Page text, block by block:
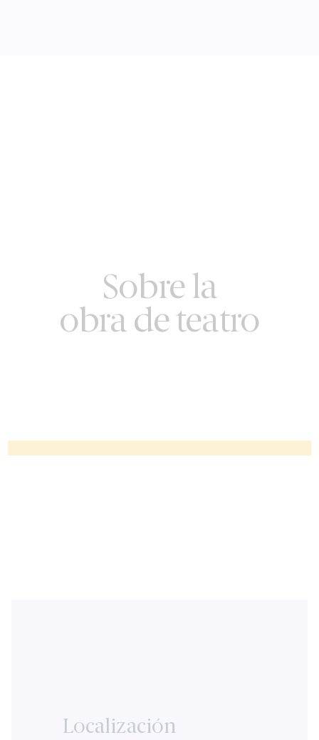
Sobre la
obra de teatro
Localización